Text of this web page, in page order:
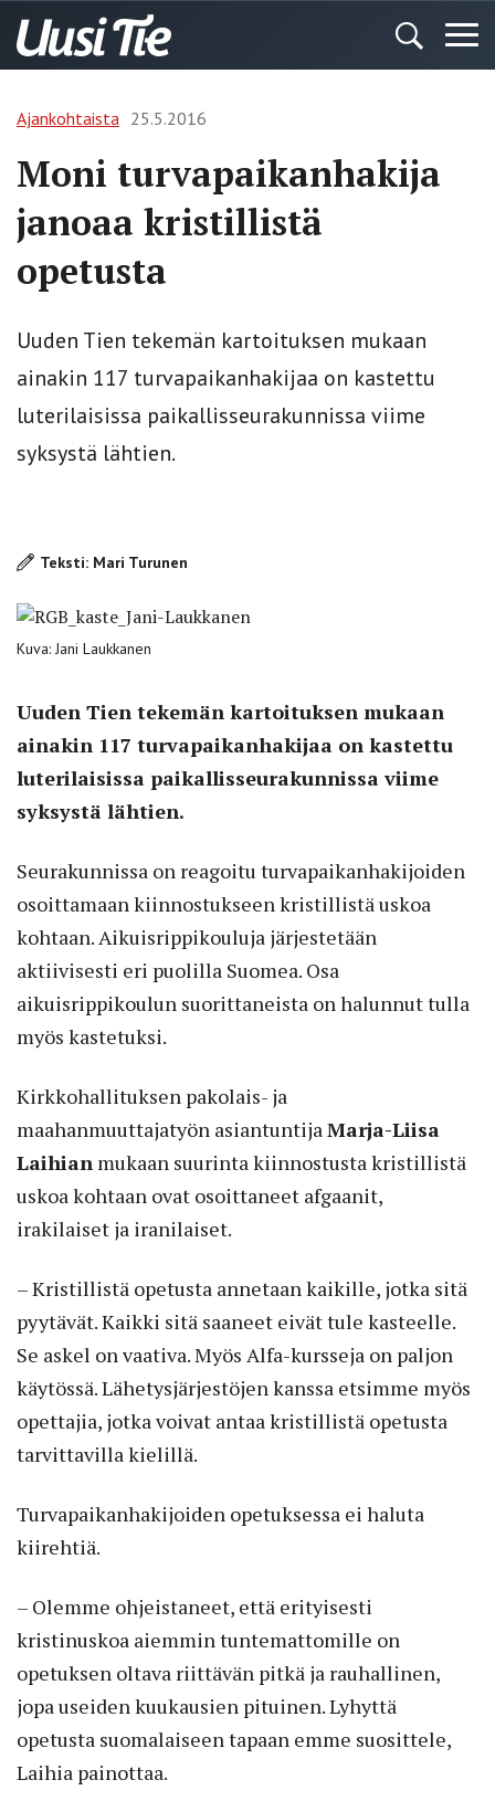
Ajankohtaista 25.5.2016
Moni turvapaikanhakija
janoaa kristillistä
opetusta
Uuden Tien tekemän kartoituksen mukaan
ainakin 117 turvapaikanhakijaa on kastettu
luterilaisissa paikallisseurakunnissa viime
syksystä lähtien.
Teksti: Mari Turunen
Kuva: Jani Laukkanen
Uuden Tien tekemän kartoituksen mukaan
ainakin 117 turvapaikanhakijaa on kastettu
luterilaisissa paikallisseurakunnissa viime
syksystä lähtien.
Seurakunnissa on reagoitu turvapaikanhakijoiden
osoittamaan kiinnostukseen kristillistä uskoa
kohtaan. Aikuisrippikouluja järjestetään
aktiivisesti eri puolilla Suomea. Osa
aikuisrippikoulun suorittaneista on halunnut tulla
myös kastetuksi.
Kirkkohallituksen pakolais- ja
maahanmuuttajatyön asiantuntijaMarja-Liisa
Laihian mukaan suurinta kiinnostusta kristillistä
uskoa kohtaan ovat osoittaneet afgaanit,
irakilaiset ja iranilaiset.
– Kristillistä opetusta annetaan kaikille, jotka sitä
pyytävät. Kaikki sitä saaneet eivät tule kasteelle.
Se askel on vaativa. Myös Alfa-kursseja on paljon
käytössä. Lähetysjärjestöjen kanssa etsimme myös
opettajia, jotka voivat antaa kristillistä opetusta
tarvittavilla kielillä.
Turvapaikanhakijoiden opetuksessa ei haluta
kiirehtiä.
– Olemme ohjeistaneet, että erityisesti
kristinuskoa aiemmin tuntemattomille on
opetuksen oltava riittävän pitkä ja rauhallinen,
jopa useiden kuukausien pituinen. Lyhyttä
opetusta suomalaiseen tapaan emme suosittele,
Laihia painottaa.